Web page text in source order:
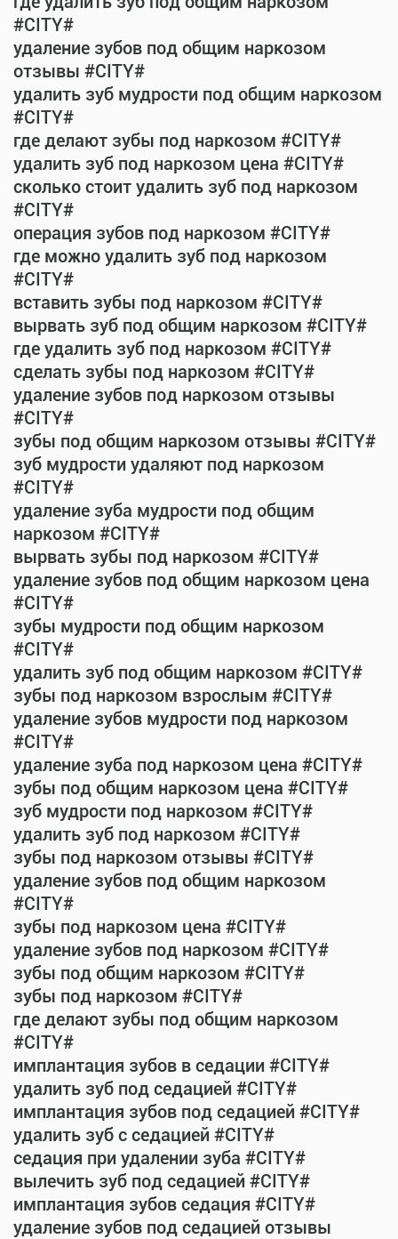
#CITY#
удаление зубов под общим наркозом
отзывы #CITY#
удалить зуб мудрости под общим наркозом
#CITY#
где делают зубы под наркозом #CITY#
удалить зуб под наркозом цена #CITY#
сколько стоит удалить зуб под наркозом
#CITY#
операция зубов под наркозом #CITY#
где можно удалить зуб под наркозом
#CITY#
вставить зубы под наркозом #CITY#
вырвать зуб под общим наркозом #CITY#
где удалить зуб под наркозом #CITY#
сделать зубы под наркозом #CITY#
удаление зубов под наркозом отзывы
#CITY#
зубы под общим наркозом отзывы #CITY#
зуб мудрости удаляют под наркозом
#CITY#
удаление зуба мудрости под общим
наркозом #CITY#
вырвать зубы под наркозом #CITY#
удаление зубов под общим наркозом цена
#CITY#
зубы мудрости под общим наркозом
#CITY#
удалить зуб под общим наркозом #CITY#
зубы под наркозом взрослым #CITY#
удаление зубов мудрости под наркозом
#CITY#
удаление зуба под наркозом цена #CITY#
зубы под общим наркозом цена #CITY#
зуб мудрости под наркозом #CITY#
удалить зуб под наркозом #CITY#
зубы под наркозом отзывы #CITY#
удаление зубов под общим наркозом
#CITY#
зубы под наркозом цена #CITY#
удаление зубов под наркозом #CITY#
зубы под общим наркозом #CITY#
зубы под наркозом #CITY#
где делают зубы под общим наркозом
#CITY#
имплантация зубов в седации #CITY#
удалить зуб под седацией #CITY#
имплантация зубов под седацией #CITY#
удалить зуб с седацией #CITY#
седация при удалении зуба #CITY#
вылечить зуб под седацией #CITY#
имплантация зубов седация #CITY#
удаление зубов под седацией отзывы